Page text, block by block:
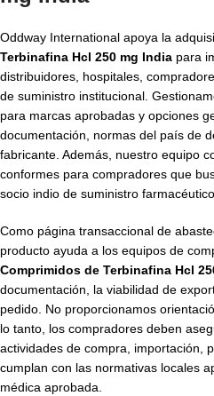
Oddway International apoya la
Terbinafina Hcl 250 mg India para
distribuidores, hospitales,
de suministro institucional.
para marcas aprobadas y opciones
documentación, normas del país de
fabricante. Además, nuestro equipo
conformes para compradores que
socio indio de suministro
Como página transaccional de
producto ayuda a los equipos de
Comprimidos de Terbinafina Hcl
documentación, la viabilidad de
pedido. No proporcionamos
lo tanto, los compradores deben
actividades de compra, importación,
cumplan con las normativas locales
médica aprobada.